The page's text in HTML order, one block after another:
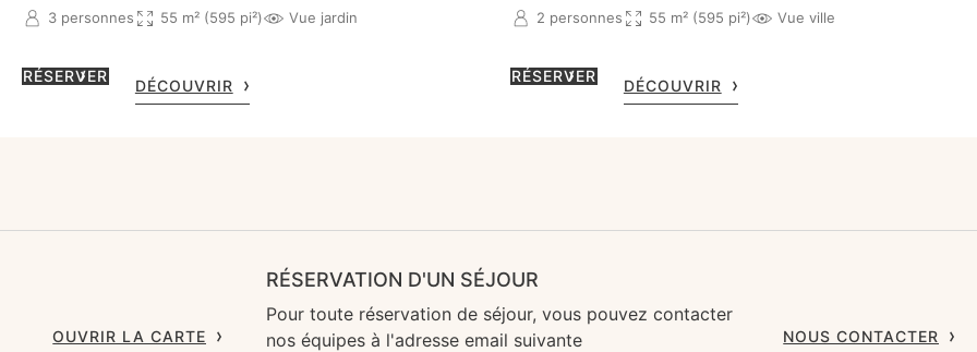
3 personnes 55 m² (595 pi²) Vue jardin
RÉSERVER
DÉCOUVRIR
2 personnes 55 m² (595 pi²) Vue ville
RÉSERVER
DÉCOUVRIR
OUVRIR LA CARTE
RÉSERVATION D'UN SÉJOUR
Pour toute réservation de séjour, vous pouvez contacter
nos équipes à l'adresse email suivante
NOUS CONTACTER